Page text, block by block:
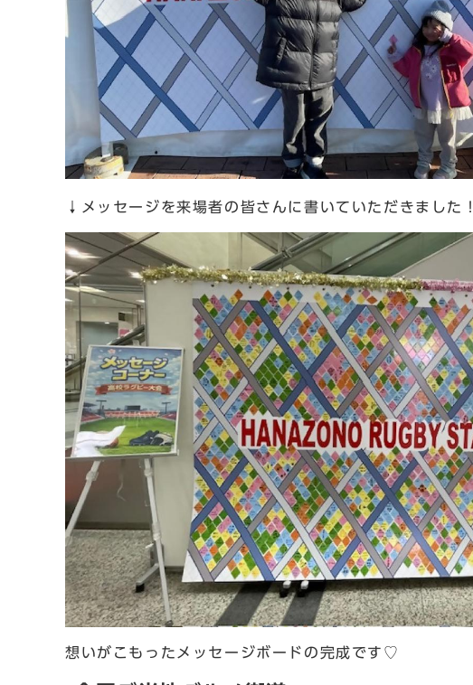
↓メッセージを来場者の皆さんに書いていただきました！
想いがこもったメッセージボードの完成です♡